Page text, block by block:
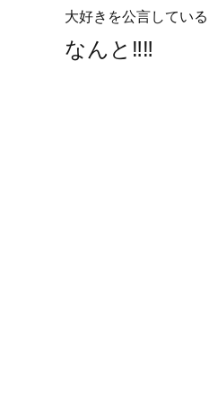
大好きを公言している
なんと‼︎‼︎